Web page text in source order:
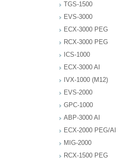
TGS-1500
EVS-3000
ECX-3000 PEG
RCX-3000 PEG
ICS-1000
ECX-3000 AI
IVX-1000 (M12)
EVS-2000
GPC-1000
ABP-3000 AI
ECX-2000 PEG/AI
MIG-2000
RCX-1500 PEG